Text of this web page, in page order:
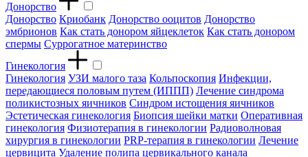
Донорство
Донорство Криобанк Донорство ооцитов Донорство
эмбрионов Как стать донором яйцеклеток Как стать донором
спермы Суррогатное материнство
Гинекология
Гинекология УЗИ малого таза Кольпоскопия Инфекции,
передающиеся половым путем (ИППП) Лечение синдрома
поликистозных яичников Синдром истощения яичников
Эстетическая гинекология Биопсия шейки матки Оперативная
гинекология Физиотерапия в гинекологии Радиоволновая
хирургия в гинекологии PRP-терапия в гинекологии Лечение
цервицита Удаление полипа цервикального канала